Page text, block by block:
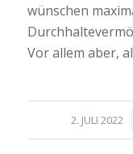
wünschen
Vor allem aber,
2. JULI 2022
/